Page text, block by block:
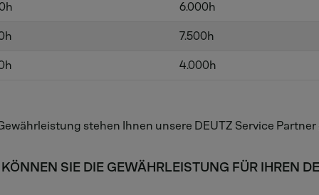
6.000h
7.500h
4.000h
stehen Ihnen unsere DEUTZ Service
SIE DIE GEWÄHRLEISTUNG FÜR IHREN